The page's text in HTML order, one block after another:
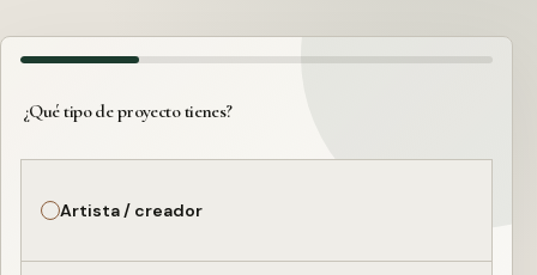
¿Qué tipo de proyecto tienes?
Artista / creador